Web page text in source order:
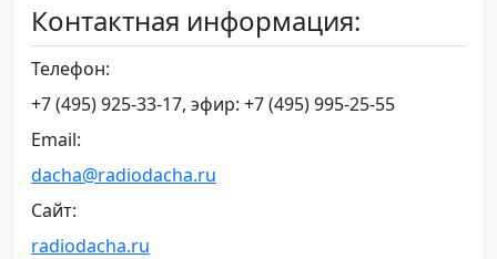
Контактная информация:
Телефон:
+7 (495) 925-33-17, эфир: +7 (495) 995-25-55
Email:
dacha@radiodacha.ru
Сайт:
radiodacha.ru